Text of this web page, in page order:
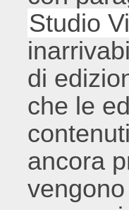
Studio
di
che le
ancora